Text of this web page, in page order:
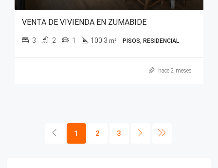
VENTA DE VIVIENDA EN ZUMABIDE
3 2 1 100.3 m² PISOS, RESIDENCIAL
hace 2 meses
1 2 3